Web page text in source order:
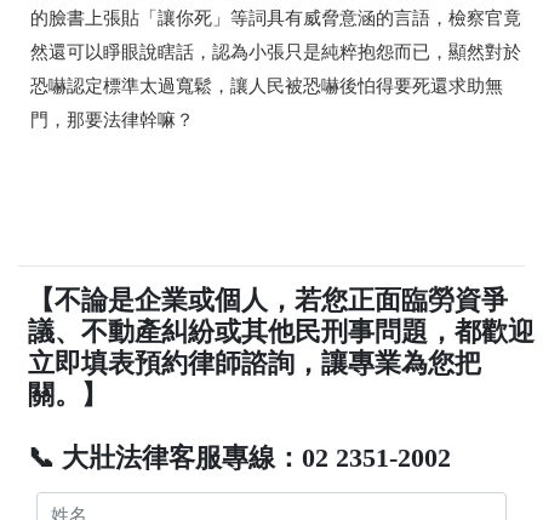
的臉書上張貼「讓你死」等詞具有威脅意涵的言語，檢察官竟
然還可以睜眼說瞎話，認為小張只是純粹抱怨而已，顯然對於
恐嚇認定標準太過寬鬆，讓人民被恐嚇後怕得要死還求助無
門，那要法律幹嘛？
【不論是企業或個人，若您正面臨勞資爭
議、不動產糾紛或其他民刑事問題，都歡迎
立即填表預約律師諮詢，讓專業為您把
關。】
📞 大壯法律客服專線：02 2351-2002